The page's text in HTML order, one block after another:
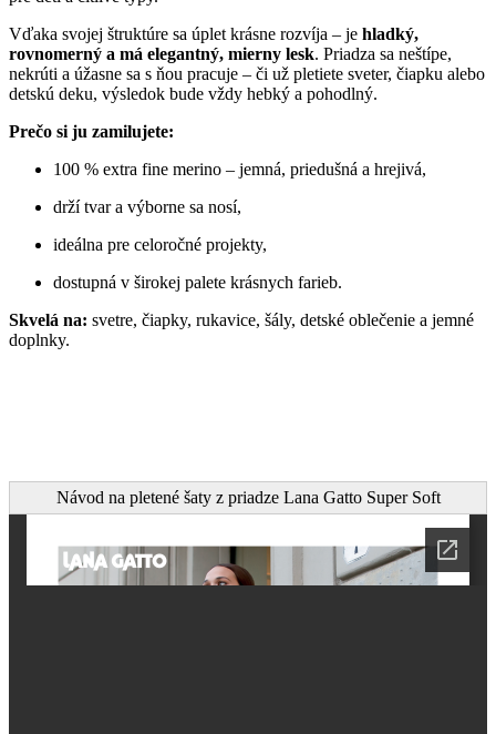
Vďaka svojej štruktúre sa úplet krásne rozvíja – je hladký,
rovnomerný a má elegantný, mierny lesk. Priadza sa neštípe,
nekrúti a úžasne sa s ňou pracuje – či už pletiete sveter, čiapku alebo
detskú deku, výsledok bude vždy hebký a pohodlný.
Prečo si ju zamilujete:
100 % extra fine merino – jemná, priedušná a hrejivá,
drží tvar a výborne sa nosí,
ideálna pre celoročné projekty,
dostupná v širokej palete krásnych farieb.
Skvelá na: svetre, čiapky, rukavice, šály, detské oblečenie a jemné
doplnky.
Návod na pletené šaty z priadze Lana Gatto Super Soft